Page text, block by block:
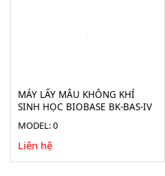
MÁY LẤY MẪU KHÔNG KHÍ
SINH HỌC BIOBASE BK-BAS-IV
MODEL: 0
Liên hệ